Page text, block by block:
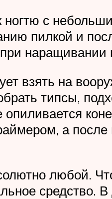
с
пилкой и
при
взять на
типсы,
а после
любой.
средство.